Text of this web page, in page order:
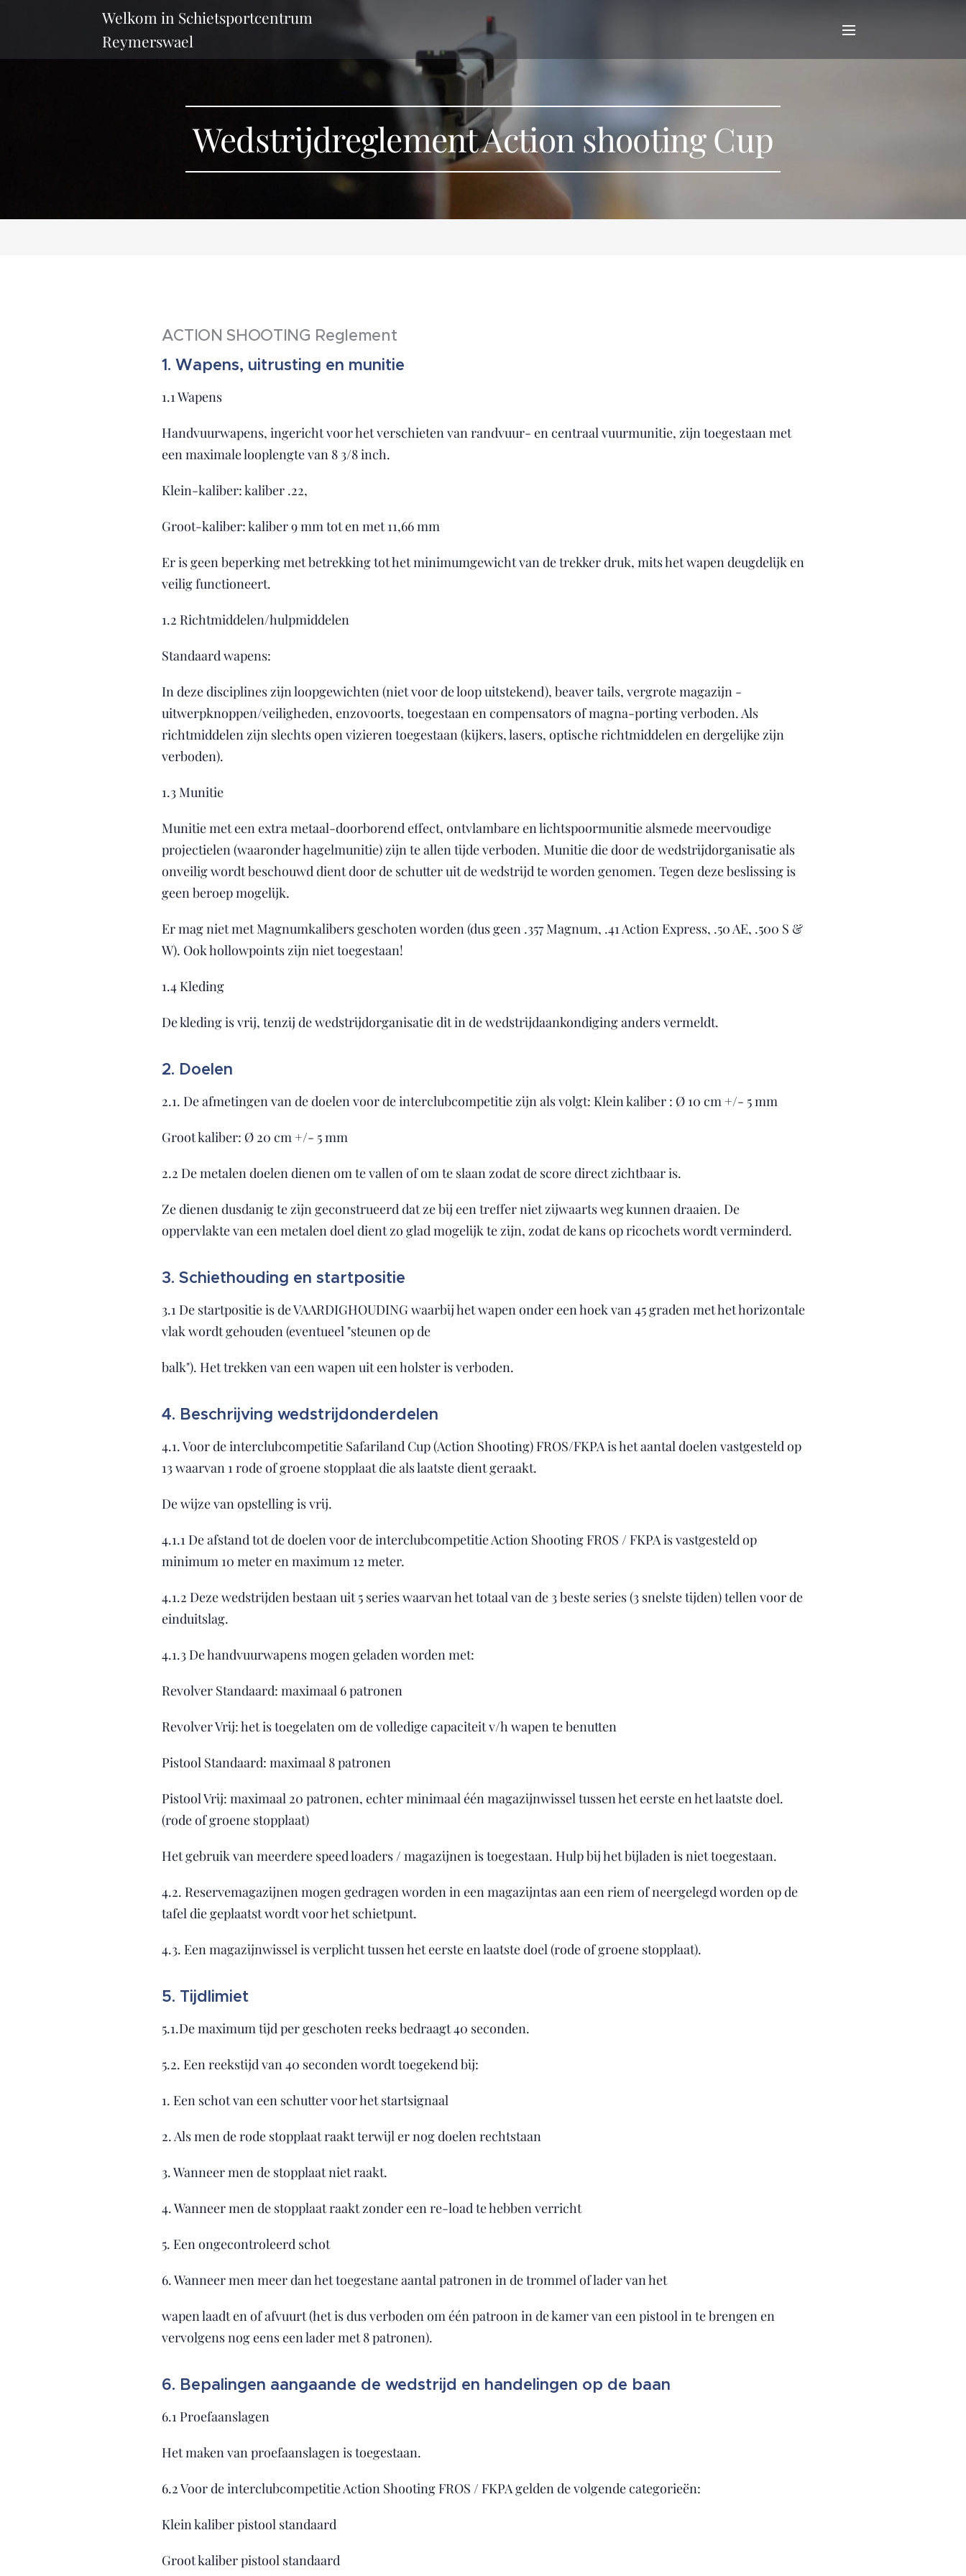
Welkom in Schietsportcentrum
Reymerswael
Wedstrijdreglement Action shooting Cup
ACTION SHOOTING Reglement
1. Wapens, uitrusting en munitie
1.1 Wapens
Handvuurwapens, ingericht voor het verschieten van randvuur- en centraal vuurmunitie, zijn toegestaan met
een maximale looplengte van 8 3/8 inch.
Klein-kaliber: kaliber .22,
Groot-kaliber: kaliber 9 mm tot en met 11,66 mm
Er is geen beperking met betrekking tot het minimumgewicht van de trekker druk, mits het wapen deugdelijk en
veilig functioneert.
1.2 Richtmiddelen/hulpmiddelen
Standaard wapens:
In deze disciplines zijn loopgewichten (niet voor de loop uitstekend), beaver tails, vergrote magazijn -
uitwerpknoppen/veiligheden, enzovoorts, toegestaan en compensators of magna-porting verboden. Als
richtmiddelen zijn slechts open vizieren toegestaan (kijkers, lasers, optische richtmiddelen en dergelijke zijn
verboden).
1.3 Munitie
Munitie met een extra metaal-doorborend effect, ontvlambare en lichtspoormunitie alsmede meervoudige
projectielen (waaronder hagelmunitie) zijn te allen tijde verboden. Munitie die door de wedstrijdorganisatie als
onveilig wordt beschouwd dient door de schutter uit de wedstrijd te worden genomen. Tegen deze beslissing is
geen beroep mogelijk.
Er mag niet met Magnumkalibers geschoten worden (dus geen .357 Magnum, .41 Action Express, .50 AE, .500 S &
W). Ook hollowpoints zijn niet toegestaan!
1.4 Kleding
De kleding is vrij, tenzij de wedstrijdorganisatie dit in de wedstrijdaankondiging anders vermeldt.
2. Doelen
2.1. De afmetingen van de doelen voor de interclubcompetitie zijn als volgt: Klein kaliber : Ø 10 cm +/- 5 mm
Groot kaliber: Ø 20 cm +/- 5 mm
2.2 De metalen doelen dienen om te vallen of om te slaan zodat de score direct zichtbaar is.
Ze dienen dusdanig te zijn geconstrueerd dat ze bij een treffer niet zijwaarts weg kunnen draaien. De
oppervlakte van een metalen doel dient zo glad mogelijk te zijn, zodat de kans op ricochets wordt verminderd.
3. Schiethouding en startpositie
3.1 De startpositie is de VAARDIGHOUDING waarbij het wapen onder een hoek van 45 graden met het horizontale
vlak wordt gehouden (eventueel "steunen op de
balk"). Het trekken van een wapen uit een holster is verboden.
4. Beschrijving wedstrijdonderdelen
4.1. Voor de interclubcompetitie Safariland Cup (Action Shooting) FROS/FKPA is het aantal doelen vastgesteld op
13 waarvan 1 rode of groene stopplaat die als laatste dient geraakt.
De wijze van opstelling is vrij.
4.1.1 De afstand tot de doelen voor de interclubcompetitie Action Shooting FROS / FKPA is vastgesteld op
minimum 10 meter en maximum 12 meter.
4.1.2 Deze wedstrijden bestaan uit 5 series waarvan het totaal van de 3 beste series (3 snelste tijden) tellen voor de
einduitslag.
4.1.3 De handvuurwapens mogen geladen worden met:
Revolver Standaard: maximaal 6 patronen
Revolver Vrij: het is toegelaten om de volledige capaciteit v/h wapen te benutten
Pistool Standaard: maximaal 8 patronen
Pistool Vrij: maximaal 20 patronen, echter minimaal één magazijnwissel tussen het eerste en het laatste doel.
(rode of groene stopplaat)
Het gebruik van meerdere speed loaders / magazijnen is toegestaan. Hulp bij het bijladen is niet toegestaan.
4.2. Reservemagazijnen mogen gedragen worden in een magazijntas aan een riem of neergelegd worden op de
tafel die geplaatst wordt voor het schietpunt.
4.3. Een magazijnwissel is verplicht tussen het eerste en laatste doel (rode of groene stopplaat).
5. Tijdlimiet
5.1.De maximum tijd per geschoten reeks bedraagt 40 seconden.
5.2. Een reekstijd van 40 seconden wordt toegekend bij:
1. Een schot van een schutter voor het startsignaal
2. Als men de rode stopplaat raakt terwijl er nog doelen rechtstaan
3. Wanneer men de stopplaat niet raakt.
4. Wanneer men de stopplaat raakt zonder een re-load te hebben verricht
5. Een ongecontroleerd schot
6. Wanneer men meer dan het toegestane aantal patronen in de trommel of lader van het
wapen laadt en of afvuurt (het is dus verboden om één patroon in de kamer van een pistool in te brengen en
vervolgens nog eens een lader met 8 patronen).
6. Bepalingen aangaande de wedstrijd en handelingen op de baan
6.1 Proefaanslagen
Het maken van proefaanslagen is toegestaan.
6.2 Voor de interclubcompetitie Action Shooting FROS / FKPA gelden de volgende categorieën:
Klein kaliber pistool standaard
Groot kaliber pistool standaard